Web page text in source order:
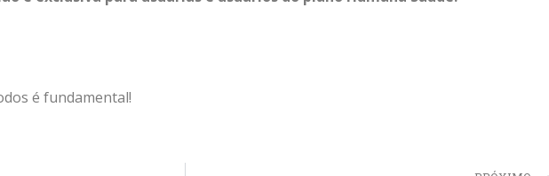
é fundamental!